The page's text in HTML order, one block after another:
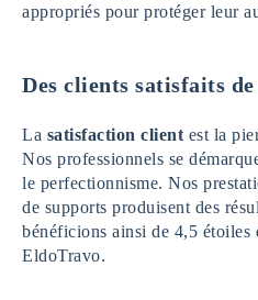
appropriés pour protéger leur
Des clients satisfaits
La satisfaction client est la
Nos professionnels se
le perfectionnisme. Nos
de supports produisent des
bénéficions ainsi de 4,5 étoiles
EldoTravo.